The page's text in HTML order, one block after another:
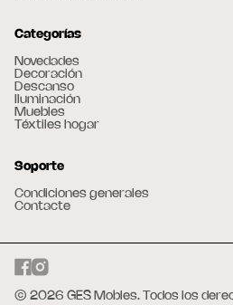
Categorías
Novedades
Decoración
Descanso
Iluminación
Muebles
Téxtiles hogar
Soporte
Condiciones generales
Contacte
© 2026 GES Mobles. Todos los